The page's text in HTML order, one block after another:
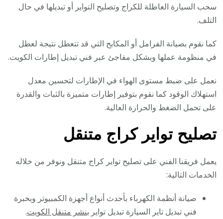
سحب السيارة العاطلة للكراج وتصليح التواير أو تبديلها في حال
التلف.
كما نقوم بصيانة الفرامل أو المكابح التي قد تتعطل نتيجة لعطل
في منظومة عملها وبشكل مفاجئ عبر فني تبديل إطارات الكويت.
نعمل على ضبط مستوى الهواء في الإطارات لتحسين معدل
استهلاك الوقود كما نقوم بتوفير إطارات متميزة بالثبات والقدرة
على تحمل الضغط والحرارة العالية.
تصليح تواير كراج متنقل
يعمل فريقنا الفني على تصليح تواير كراج متنقل ونوفر من خلاله
الخدمات التالية:
صيانة أنظمة الكهرباء بأحدث أنواع أجهزة الكمبيوتر وبخبرة
فني تبديل تاير السيارة تبديل تواير بنشر متنقل الكويت.